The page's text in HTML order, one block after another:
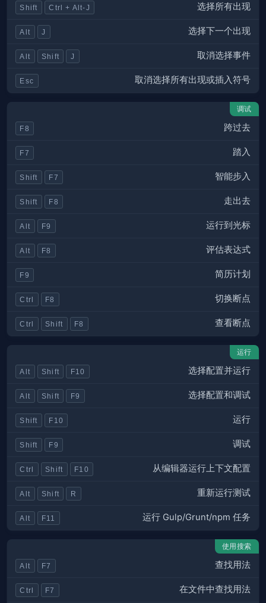
Shift Ctrl + Alt-J 选择所有出现
Alt J 选择下一个出现
Alt Shift J 取消选择事件
Esc 取消选择所有出现或插入符号
调试
F8 跨过去
F7 踏入
Shift F7 智能步入
Shift F8 走出去
Alt F9 运行到光标
Alt F8 评估表达式
F9 简历计划
Ctrl F8 切换断点
Ctrl Shift F8 查看断点
运行
Alt Shift F10 选择配置并运行
Alt Shift F9 选择配置和调试
Shift F10 运行
Shift F9 调试
Ctrl Shift F10 从编辑器运行上下文配置
Alt Shift R 重新运行测试
Alt F11 运行 Gulp/Grunt/npm 任务
使用搜索
Alt F7 查找用法
Ctrl F7 在文件中查找用法